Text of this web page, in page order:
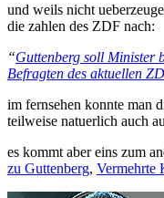
und weils nicht
die zahlen des ZDF nach:
“Guttenberg soll Minister
Befragten des aktuellen
im fernsehen konnte man
teilweise natuerlich auch
es kommt aber eins zum
zu Guttenberg, Vermehrte